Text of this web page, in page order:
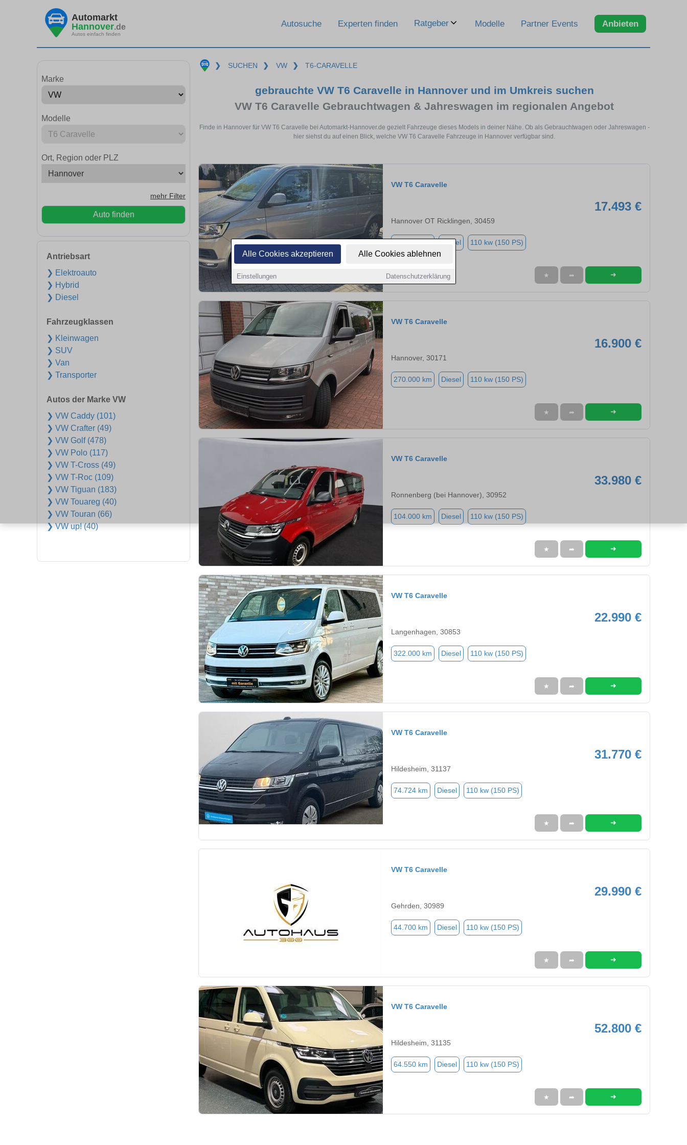
Alle Cookies akzeptieren Alle Cookies ablehnen
Einstellungen Datenschutzerklärung
Automarkt
Hannover.de
Autos einfach finden
Autosuche Experten finden Ratgeber Modelle Partner Events Anbieten
Marke
Modelle
Ort, Region oder PLZ
mehr Filter
Auto finden
Antriebsart
❯ Elektroauto
❯ Hybrid
❯ Diesel
Fahrzeugklassen
❯ Kleinwagen
❯ SUV
❯ Van
❯ Transporter
Autos der Marke VW
❯ VW Caddy (101)
❯ VW Crafter (49)
❯ VW Golf (478)
❯ VW Polo (117)
❯ VW T-Cross (49)
❯ VW T-Roc (109)
❯ VW Tiguan (183)
❯ VW Touareg (40)
❯ VW Touran (66)
❯ VW up! (40)
❯ SUCHEN ❯ VW ❯ T6-CARAVELLE
gebrauchte VW T6 Caravelle in Hannover und im Umkreis suchen
VW T6 Caravelle Gebrauchtwagen & Jahreswagen im regionalen Angebot
Finde in Hannover für VW T6 Caravelle bei Automarkt-Hannover.de gezielt Fahrzeuge dieses Models in deiner Nähe. Ob als Gebrauchtwagen oder Jahreswagen -
hier siehst du auf einen Blick, welche VW T6 Caravelle Fahrzeuge in Hannover verfügbar sind.
VW T6 Caravelle
17.493 €
Hannover OT Ricklingen, 30459
Diesel 110 kw (150 PS)
★ ➦ ➜
VW T6 Caravelle
16.900 €
Hannover, 30171
270.000 km Diesel 110 kw (150 PS)
★ ➦ ➜
VW T6 Caravelle
33.980 €
Ronnenberg (bei Hannover), 30952
104.000 km Diesel 110 kw (150 PS)
★ ➦ ➜
VW T6 Caravelle
22.990 €
Langenhagen, 30853
322.000 km Diesel 110 kw (150 PS)
★ ➦ ➜
VW T6 Caravelle
31.770 €
Hildesheim, 31137
74.724 km Diesel 110 kw (150 PS)
★ ➦ ➜
VW T6 Caravelle
29.990 €
Gehrden, 30989
44.700 km Diesel 110 kw (150 PS)
★ ➦ ➜
VW T6 Caravelle
52.800 €
Hildesheim, 31135
64.550 km Diesel 110 kw (150 PS)
★ ➦ ➜